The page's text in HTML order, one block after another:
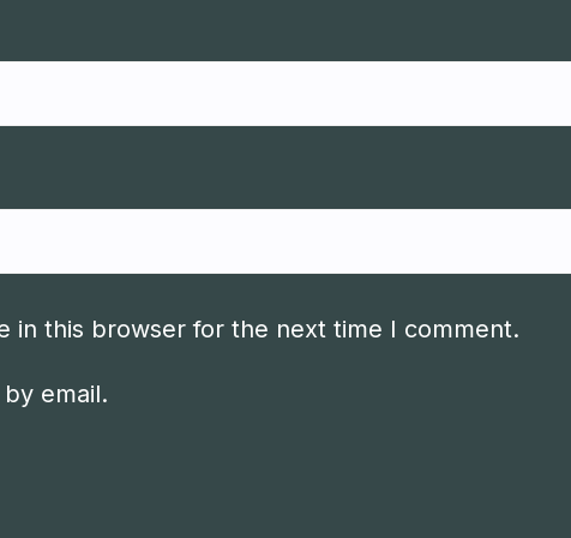
in this browser for the next time I comment.
email.